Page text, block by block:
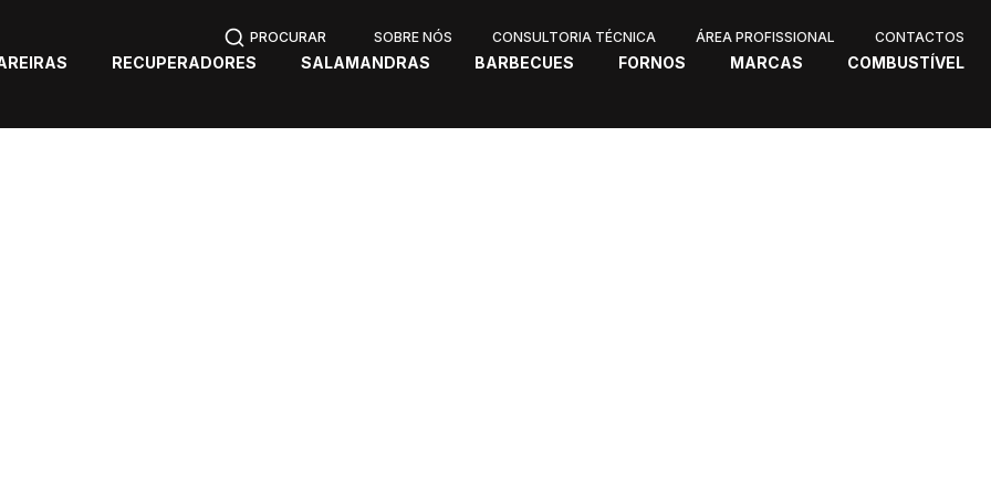
SOBRE NÓS CONSULTORIA TÉCNICA ÁREA PROFISSIONAL CONTACTOS
RECUPERADORES SALAMANDRAS BARBECUES FORNOS MARCAS COMBUSTÍVEL